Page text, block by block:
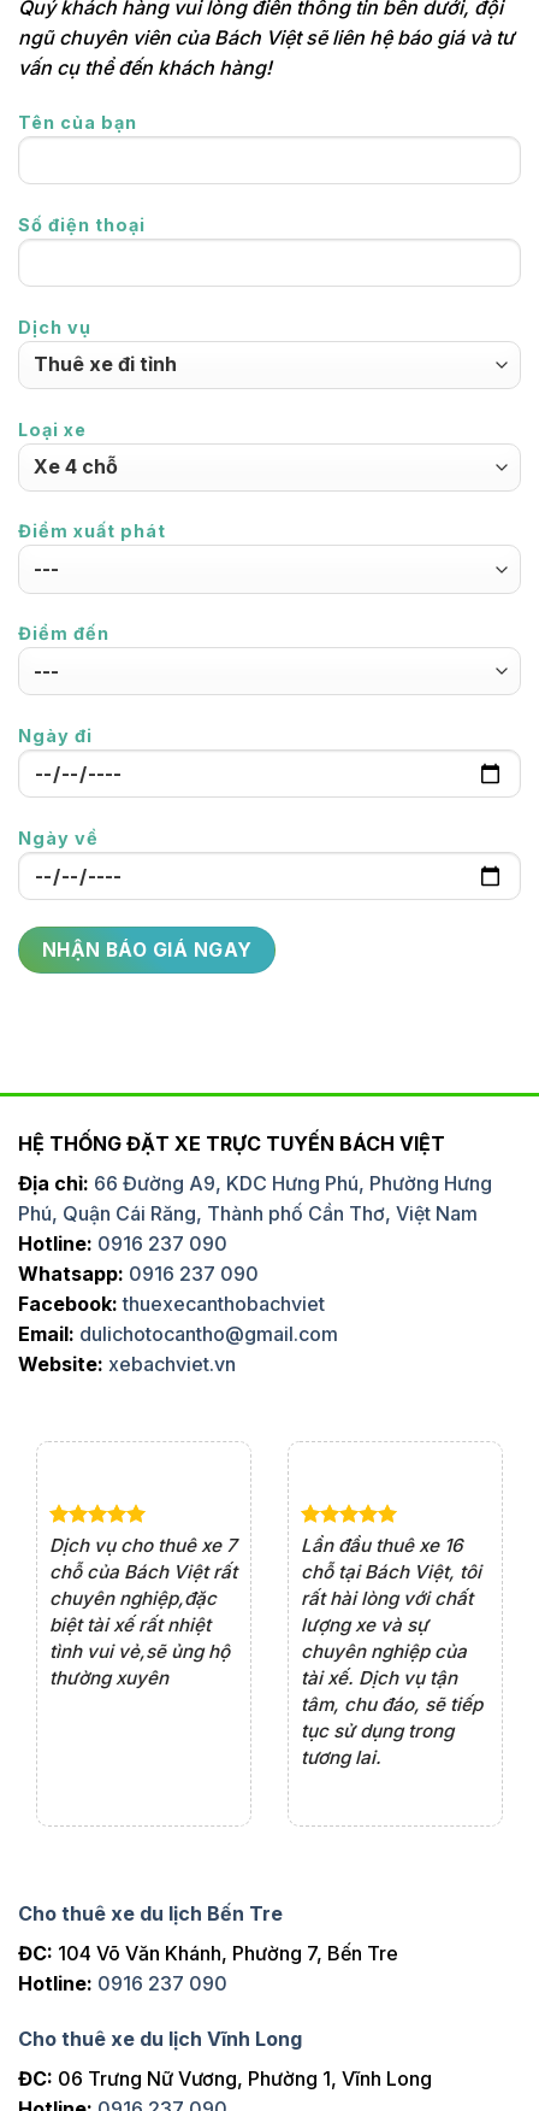
Quý khách hàng vui lòng điền thông tin bên dưới, đội
ngũ chuyên viên của Bách Việt sẽ liên hệ báo giá và tư
vấn cụ thể đến khách hàng!
Tên của bạn
Số điện thoại
Dịch vụ
Loại xe
Điểm xuất phát
Điểm đến
Ngày đi
Ngày về
HỆ THỐNG ĐẶT XE TRỰC TUYẾN BÁCH VIỆT
Địa chỉ: 66 Đường A9, KDC Hưng Phú, Phường Hưng
Phú, Quận Cái Răng, Thành phố Cần Thơ, Việt Nam
Hotline: 0916 237 090
Whatsapp: 0916 237 090
Facebook: thuexecanthobachviet
Email: dulichotocantho@gmail.com
Website: xebachviet.vn
Dịch vụ cho thuê xe 7
chỗ của Bách Việt rất
chuyên nghiệp,đặc
biệt tài xế rất nhiệt
tình vui vẻ,sẽ ủng hộ
thường xuyên
Lần đầu thuê xe 16
chỗ tại Bách Việt, tôi
rất hài lòng với chất
lượng xe và sự
chuyên nghiệp của
tài xế. Dịch vụ tận
tâm, chu đáo, sẽ tiếp
tục sử dụng trong
tương lai.
Cho thuê xe du lịch Bến Tre
ĐC: 104 Võ Văn Khánh, Phường 7, Bến Tre
Hotline: 0916 237 090
Cho thuê xe du lịch Vĩnh Long
ĐC: 06 Trưng Nữ Vương, Phường 1, Vĩnh Long